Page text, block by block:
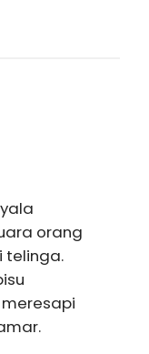
orang
telinga.